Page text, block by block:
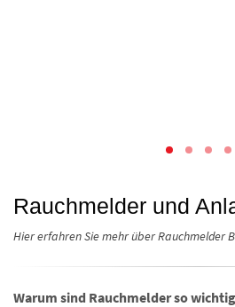
Rauchmelder und
Hier erfahren Sie mehr über Rauchmelder
Warum sind Rauchmelder so